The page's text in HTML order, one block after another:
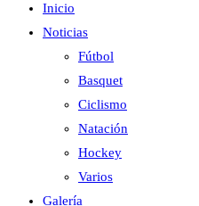
Inicio
Noticias
Fútbol
Basquet
Ciclismo
Natación
Hockey
Varios
Galería